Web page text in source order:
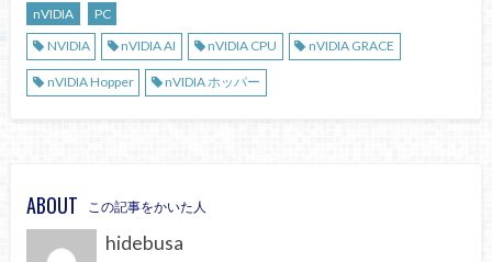
nVIDIA
PC
NVIDIA
nVIDIA AI nVIDIA CPU nVIDIA GRACE
nVIDIA Hopper nVIDIA ホッパー
ABOUT この記事をかいた人
hidebusa